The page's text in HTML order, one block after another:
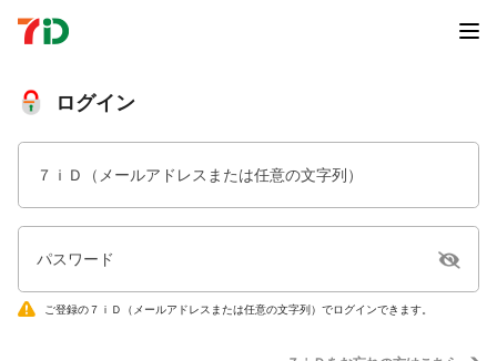
ログイン
７ｉＤ（メールアドレスまたは任意の文字列）
パスワード
ご登録の７ｉＤ（メールアドレスまたは任意の文字列）でログインできます。